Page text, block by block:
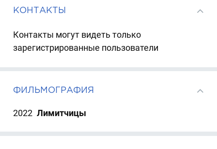
КОНТАКТЫ
Контакты могут видеть только
зарегистрированные пользователи
ФИЛЬМОГРАФИЯ
2022 Лимитчицы